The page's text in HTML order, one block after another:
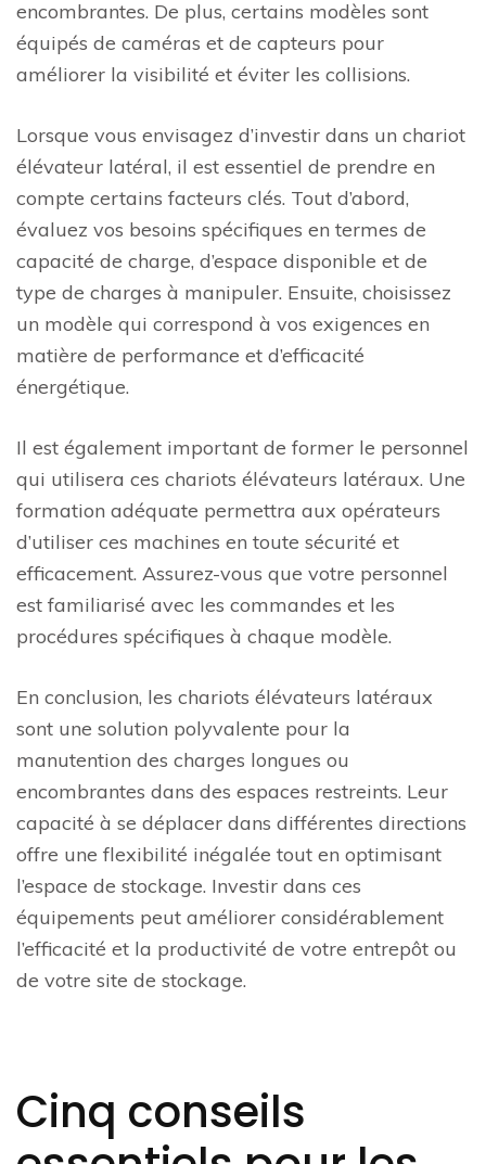
encombrantes. De plus, certains modèles sont
équipés de caméras et de capteurs pour
améliorer la visibilité et éviter les collisions.
Lorsque vous envisagez d’investir dans un chariot
élévateur latéral, il est essentiel de prendre en
compte certains facteurs clés. Tout d’abord,
évaluez vos besoins spécifiques en termes de
capacité de charge, d’espace disponible et de
type de charges à manipuler. Ensuite, choisissez
un modèle qui correspond à vos exigences en
matière de performance et d’efficacité
énergétique.
Il est également important de former le personnel
qui utilisera ces chariots élévateurs latéraux. Une
formation adéquate permettra aux opérateurs
d’utiliser ces machines en toute sécurité et
efficacement. Assurez-vous que votre personnel
est familiarisé avec les commandes et les
procédures spécifiques à chaque modèle.
En conclusion, les chariots élévateurs latéraux
sont une solution polyvalente pour la
manutention des charges longues ou
encombrantes dans des espaces restreints. Leur
capacité à se déplacer dans différentes directions
offre une flexibilité inégalée tout en optimisant
l’espace de stockage. Investir dans ces
équipements peut améliorer considérablement
l’efficacité et la productivité de votre entrepôt ou
de votre site de stockage.
Cinq conseils